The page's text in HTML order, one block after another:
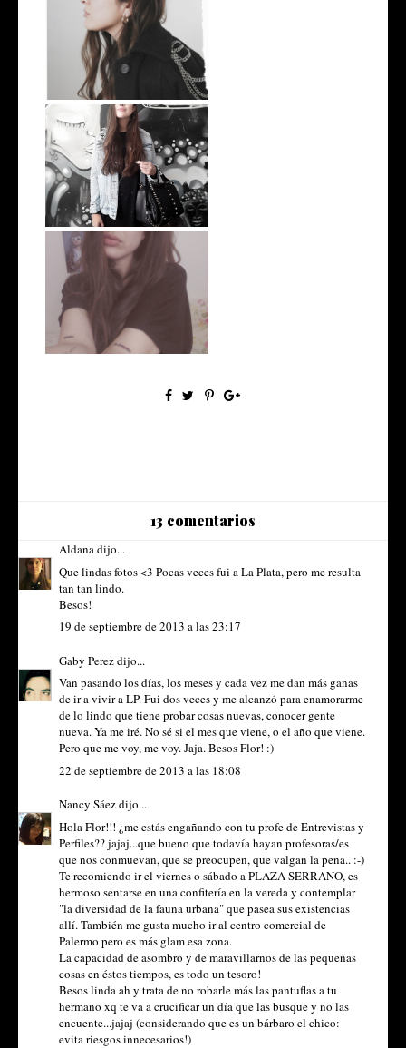
Nuevo Tesoro de Verde
Recicla
Un outfit, una página
4 tattoos en un día
13 comentarios
Aldanadijo...
Que lindas fotos <3 Pocas veces fui a La Plata, pero me resulta
tan tan lindo.
Besos!
19 de septiembre de 2013 a las 23:17
Gaby Perezdijo...
Van pasando los días, los meses y cada vez me dan más ganas
de ir a vivir a LP. Fui dos veces y me alcanzó para enamorarme
de lo lindo que tiene probar cosas nuevas, conocer gente
nueva. Ya me iré. No sé si el mes que viene, o el año que viene.
Pero que me voy, me voy. Jaja. Besos Flor! :)
22 de septiembre de 2013 a las 18:08
Nancy Sáezdijo...
Hola Flor!!! ¿me estás engañando con tu profe de Entrevistas y
Perfiles?? jajaj...que bueno que todavía hayan profesoras/es
que nos conmuevan, que se preocupen, que valgan la pena.. :-)
Te recomiendo ir el viernes o sábado a PLAZA SERRANO, es
hermoso sentarse en una confitería en la vereda y contemplar
"la diversidad de la fauna urbana" que pasea sus existencias
allí. También me gusta mucho ir al centro comercial de
Palermo pero es más glam esa zona.
La capacidad de asombro y de maravillarnos de las pequeñas
cosas en éstos tiempos, es todo un tesoro!
Besos linda ah y trata de no robarle más las pantuflas a tu
hermano xq te va a crucificar un día que las busque y no las
encuente...jajaj (considerando que es un bárbaro el chico:
evita riesgos innecesarios!)